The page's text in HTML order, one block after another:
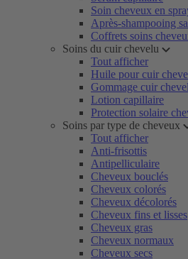
Soin cheveux en
Après-shampooing
Coffrets soins
Soins du cuir chevelu
Tout afficher
Huile pour cuir
Gommage cuir
Lotion capillaire
Protection solaire
Soins par type de cheveux
Tout afficher
Anti-frisottis
Antipelliculaire
Cheveux bouclés
Cheveux colorés
Cheveux décolorés
Cheveux fins et lisses
Cheveux gras
Cheveux normaux
Cheveux secs